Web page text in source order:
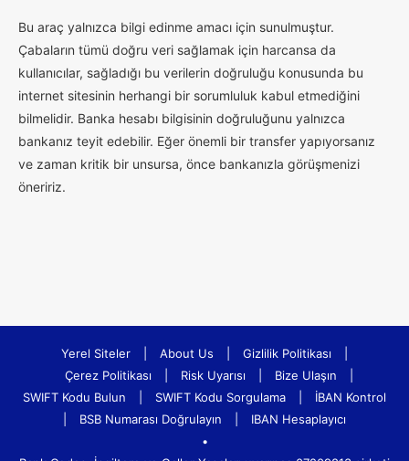
Bu araç yalnızca bilgi edinme amacı için sunulmuştur.
Çabaların tümü doğru veri sağlamak için harcansa da
kullanıcılar, sağladığı bu verilerin doğruluğu konusunda bu
internet sitesinin herhangi bir sorumluluk kabul etmediğini
bilmelidir. Banka hesabı bilgisinin doğruluğunu yalnızca
bankanız teyit edebilir. Eğer önemli bir transfer yapıyorsanız
ve zaman kritik bir unsursa, önce bankanızla görüşmenizi
öneririz.
Yerel Siteler About Us Gizlilik Politikası
Çerez Politikası
Risk Uyarısı Bize Ulaşın
SWIFT Kodu Bulun
SWIFT Kodu Sorgulama
İBAN Kontrol
BSB Numarası Doğrulayın
IBAN Hesaplayıcı
•